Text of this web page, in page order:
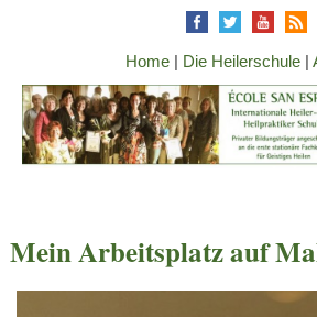
Home| Die Heilerschule|
Mein Arbeitsplatz auf